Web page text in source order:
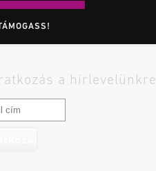
a hírlevelünkre